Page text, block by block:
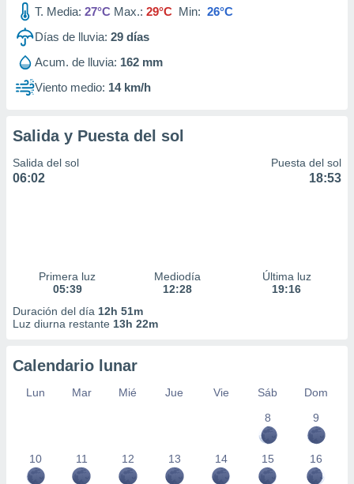
1199T. Media: 27°C Max.: 29°C Min: 26°C
Días de lluvia: 29 días
Acum. de lluvia: 162 mm
Viento medio: 14 km/h
Salida y Puesta del sol
Salida del sol
06:02
Puesta del sol
18:53
Primera luz
05:39
Mediodía
12:28
Última luz
19:16
Duración del día 12h 51m
Luz diurna restante 13h 22m
Calendario lunar
Lun Mar Mié Jue Vie Sáb
Dom
8
9
10 11 12 13 14 15 16